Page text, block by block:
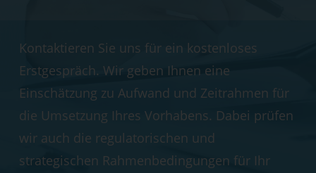
Kontaktieren Sie uns für ein kostenloses
Erstgespräch. Wir geben Ihnen eine
Einschätzung zu Aufwand und Zeitrahmen für
die Umsetzung Ihres Vorhabens. Dabei prüfen
wir auch die regulatorischen und
strategischen Rahmenbedingungen für Ihr